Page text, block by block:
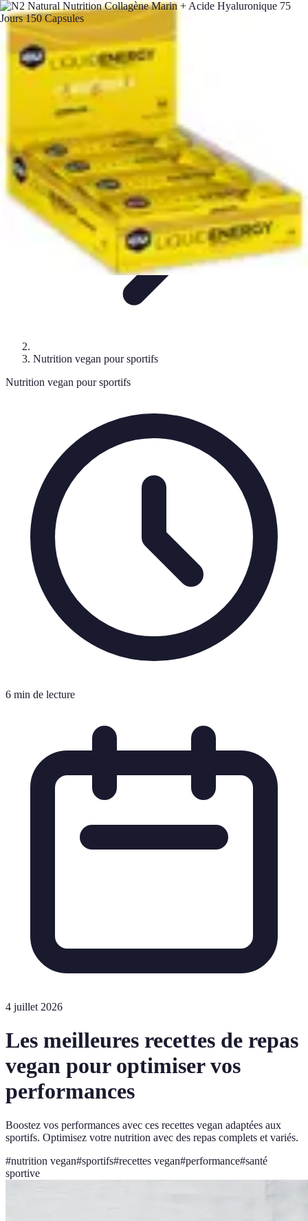
Menu Vegan Sportif
FondamentauxSanté et Bien-être
Conseils
Tutoriels
Menu Vegan Sportif
Nutrition vegan pour sportifs
Nutrition vegan pour sportifs
6 min de lecture
4 juillet 2026
Les meilleures recettes de repas
vegan pour optimiser vos
performances
Boostez vos performances avec ces recettes vegan adaptées aux
sportifs. Optimisez votre nutrition avec des repas complets et variés.
#nutrition vegan#sportifs#recettes vegan#performance#santé
sportive